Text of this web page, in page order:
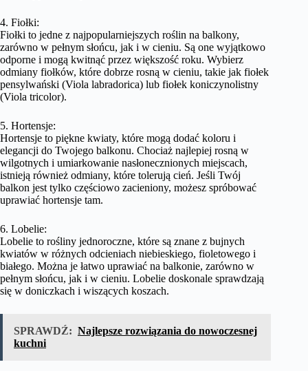
4. Fiołki:
Fiołki to jedne z najpopularniejszych roślin na balkony,
zarówno w pełnym słońcu, jak i w cieniu. Są one wyjątkowo
odporne i mogą kwitnąć przez większość roku. Wybierz
odmiany fiołków, które dobrze rosną w cieniu, takie jak fiołek
pensylwański (Viola labradorica) lub fiołek koniczynolistny
(Viola tricolor).
5. Hortensje:
Hortensje to piękne kwiaty, które mogą dodać koloru i
elegancji do Twojego balkonu. Chociaż najlepiej rosną w
wilgotnych i umiarkowanie nasłonecznionych miejscach,
istnieją również odmiany, które tolerują cień. Jeśli Twój
balkon jest tylko częściowo zacieniony, możesz spróbować
uprawiać hortensje tam.
6. Lobelie:
Lobelie to rośliny jednoroczne, które są znane z bujnych
kwiatów w różnych odcieniach niebieskiego, fioletowego i
białego. Można je łatwo uprawiać na balkonie, zarówno w
pełnym słońcu, jak i w cieniu. Lobelie doskonale sprawdzają
się w doniczkach i wiszących koszach.
SPRAWDŹ: Najlepsze rozwiązania do nowoczesnej
kuchni